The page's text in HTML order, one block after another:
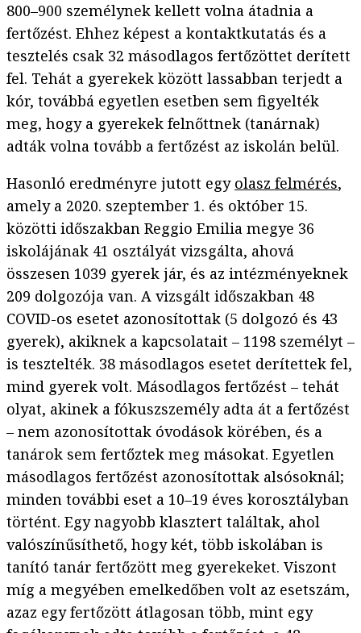
800–900 személynek kellett volna átadnia a
fertőzést. Ehhez képest a kontaktkutatás és a
tesztelés csak 32 másodlagos fertőzöttet derített
fel. Tehát a gyerekek között lassabban terjedt a
kór, továbbá egyetlen esetben sem figyelték
meg, hogy a gyerekek felnőttnek (tanárnak)
adták volna tovább a fertőzést az iskolán belül.
Hasonló eredményre jutott egy olasz felmérés,
amely a 2020. szeptember 1. és október 15.
közötti időszakban Reggio Emilia megye 36
iskolájának 41 osztályát vizsgálta, ahová
összesen 1039 gyerek jár, és az intézményeknek
209 dolgozója van. A vizsgált időszakban 48
COVID-os esetet azonosítottak (5 dolgozó és 43
gyerek), akiknek a kapcsolatait – 1198 személyt –
is tesztelték. 38 másodlagos esetet derítettek fel,
mind gyerek volt. Másodlagos fertőzést – tehát
olyat, akinek a fókuszszemély adta át a fertőzést
– nem azonosítottak óvodások körében, és a
tanárok sem fertőztek meg másokat. Egyetlen
másodlagos fertőzést azonosítottak alsósoknál;
minden további eset a 10–19 éves korosztályban
történt. Egy nagyobb klasztert találtak, ahol
valószínűsíthető, hogy két, több iskolában is
tanító tanár fertőzött meg gyerekeket. Viszont
míg a megyében emelkedőben volt az esetszám,
azaz egy fertőzött átlagosan több, mint egy